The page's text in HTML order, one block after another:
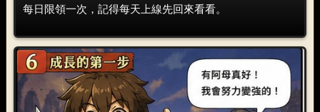
每日限領一次，記得每天上線先回來看看。